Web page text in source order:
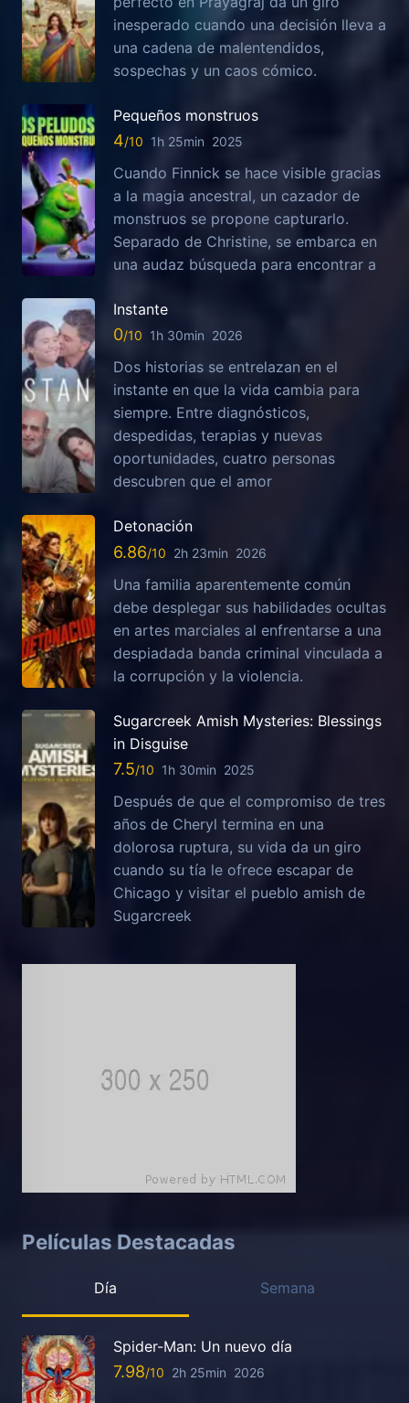
inesperado cuando una decisión lleva a
una cadena de malentendidos,
sospechas y un caos cómico.
Pequeños monstruos
4 1h 25min 2025
Cuando Finnick se hace visible gracias
a la magia ancestral, un cazador de
monstruos se propone capturarlo.
Separado de Christine, se embarca en
una audaz búsqueda para encontrar a
Instante
0 1h 30min 2026
Dos historias se entrelazan en el
instante en que la vida cambia para
siempre. Entre diagnósticos,
despedidas, terapias y nuevas
oportunidades, cuatro personas
descubren que el amor
Detonación
6.86 2h 23min 2026
Una familia aparentemente común
debe desplegar sus habilidades ocultas
en artes marciales al enfrentarse a una
despiadada banda criminal vinculada a
la corrupción y la violencia.
Sugarcreek Amish Mysteries: Blessings
in Disguise
7.5 1h 30min 2025
Después de que el compromiso de tres
años de Cheryl termina en una
dolorosa ruptura, su vida da un giro
cuando su tía le ofrece escapar de
Chicago y visitar el pueblo amish de
Sugarcreek
Películas Destacadas
Día Semana
Spider-Man: Un nuevo día
7.98 2h 25min 2026